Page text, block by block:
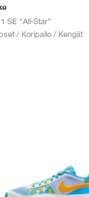
SE "All-Star"
/ Koripallo / Kengät